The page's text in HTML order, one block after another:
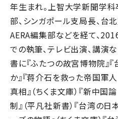
年生まれ。上智大学新聞学科
部、シンガポール支局長、台
AERA編集部などを経て、
での執筆、テレビ出演、講演
書に『ふたつの故宮博物院』
か』『蒋介石を救った帝国
真相』（ちくま文庫）『新中
制』（平凡社新書）『台湾の